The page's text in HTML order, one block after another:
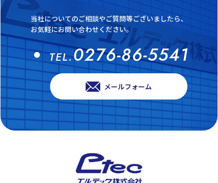
当社についてのご相談やご質問等ございましたら、
お気軽にお問い合わせください。
TEL.0276-86-5541
メールフォーム